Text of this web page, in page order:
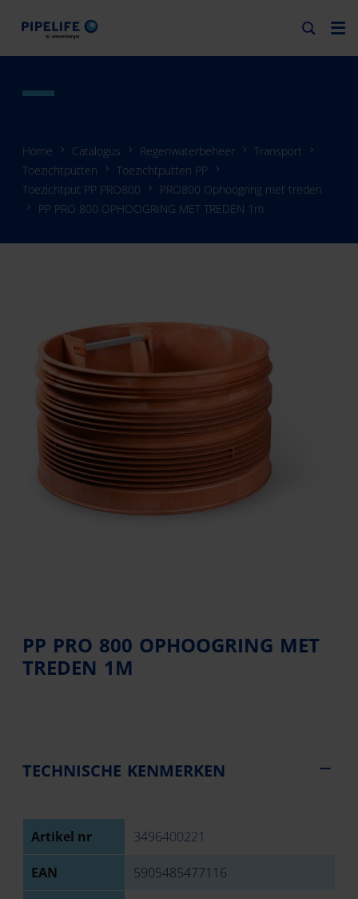
Home Catalogus Regenwaterbeheer
Transport
Toezichtputten
Toezichtputten PP
Toezichtput PP PRO800
PRO800 Ophoogring met treden
PP PRO 800 OPHOOGRING MET TREDEN 1m
PP PRO 800 OPHOOGRING MET
TREDEN 1M
TECHNISCHE KENMERKEN
Artikel nr 3496400221
EAN 5905485477116